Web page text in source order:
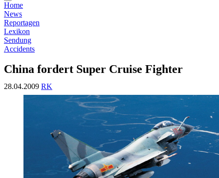
Home
News
Reportagen
Lexikon
Sendung
Accidents
China fordert Super Cruise Fighter
28.04.2009 RK